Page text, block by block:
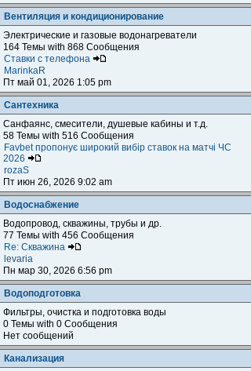
Вентиляция и кондиционирование
Электрические и газовые водонагреватели
164 Темы with 868 Сообщения
Ставки с телефона
MarinkaR
Пт май 01, 2026 1:05 pm
Сантехника
Санфаянс, смесители, душевые кабины и т.д.
58 Темы with 516 Сообщения
Favbet пропонує широкий вибір ставок на матчі ЧС
2026
rozaS
Пт июн 26, 2026 9:02 am
Водоснабжение
Водопровод, скважины, трубы и др.
77 Темы with 456 Сообщения
Re: Скважина
levaria
Пн мар 30, 2026 6:56 pm
Водоподготовка
Фильтры, очистка и подготовка воды
0 Темы with 0 Сообщения
Нет сообщений
Канализация